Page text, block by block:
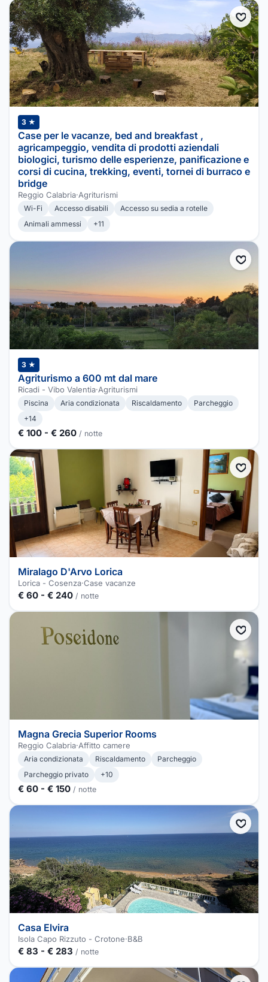
3 ★
Case per le vacanze, bed and breakfast ,
agricampeggio, vendita di prodotti aziendali
biologici, turismo delle esperienze, panificazione e
corsi di cucina, trekking, eventi, tornei di burraco e
bridge
Reggio Calabria·Agriturismi
Wi-Fi Accesso disabili
Accesso su sedia a rotelle
Animali ammessi
+11
3 ★
Agriturismo a 600 mt dal mare
Ricadi - Vibo Valentia·Agriturismi
Piscina Aria condizionata Riscaldamento
Parcheggio
+14
€ 100 - € 260 / notte
Miralago D'Arvo Lorica
Lorica - Cosenza·Case vacanze
€ 60 - € 240 / notte
Magna Grecia Superior Rooms
Reggio Calabria·Affitto camere
Aria condizionata Riscaldamento
Parcheggio
Parcheggio privato
+10
€ 60 - € 150 / notte
Casa Elvira
Isola Capo Rizzuto - Crotone·B&B
€ 83 - € 283 / notte